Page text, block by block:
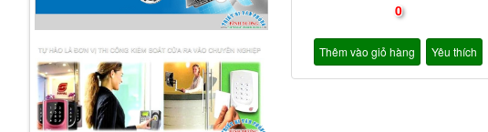
0
Thêm vào giỏ hàng Yêu thích